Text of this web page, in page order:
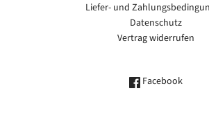
Liefer- und
Datenschutz
Vertrag widerrufen
Facebook